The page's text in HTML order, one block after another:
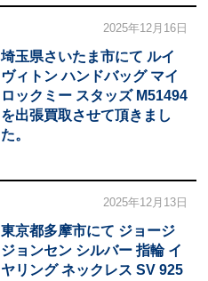
2025年12月16日
埼玉県さいたま市にて ルイ
ヴィトン ハンドバッグ マイ
ロックミー スタッズ M51494
を出張買取させて頂きまし
た。
2025年12月13日
東京都多摩市にて ジョージ
ジョンセン シルバー 指輪 イ
ヤリング ネックレス SV 925